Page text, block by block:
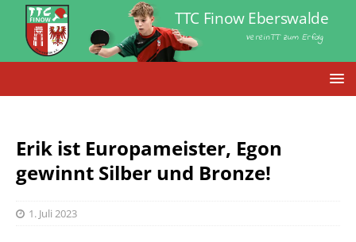
VereinTT zum Erfolg
TTC Finow Eberswalde
Erik ist Europameister, Egon
gewinnt Silber und Bronze!
1. Juli 2023